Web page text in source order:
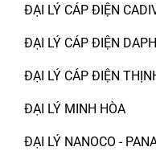
ĐẠI LÝ CÁP ĐIỆN
ĐẠI LÝ CÁP ĐIỆN
ĐẠI LÝ CÁP ĐIỆN
ĐẠI LÝ MINH HÒA
ĐẠI LÝ NANOCO -